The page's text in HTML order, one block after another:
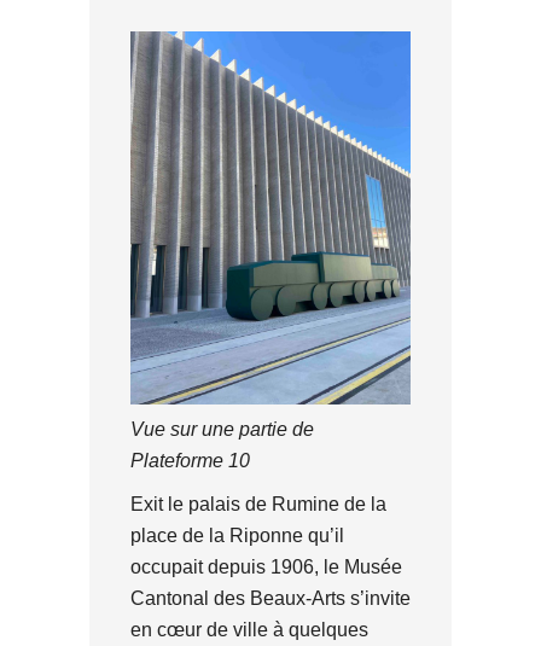
Vue sur une partie de
Plateforme 10
Exit le palais de Rumine de la
place de la Riponne qu’il
occupait depuis 1906, le Musée
Cantonal des Beaux-Arts s’invite
en cœur de ville à quelques